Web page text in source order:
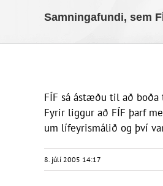
Samningafundi, sem
FÍF sá ástæðu til að
Fyrir liggur að FÍF þarf
um lífeyrismálið og því
8. júlí 2005 14:17